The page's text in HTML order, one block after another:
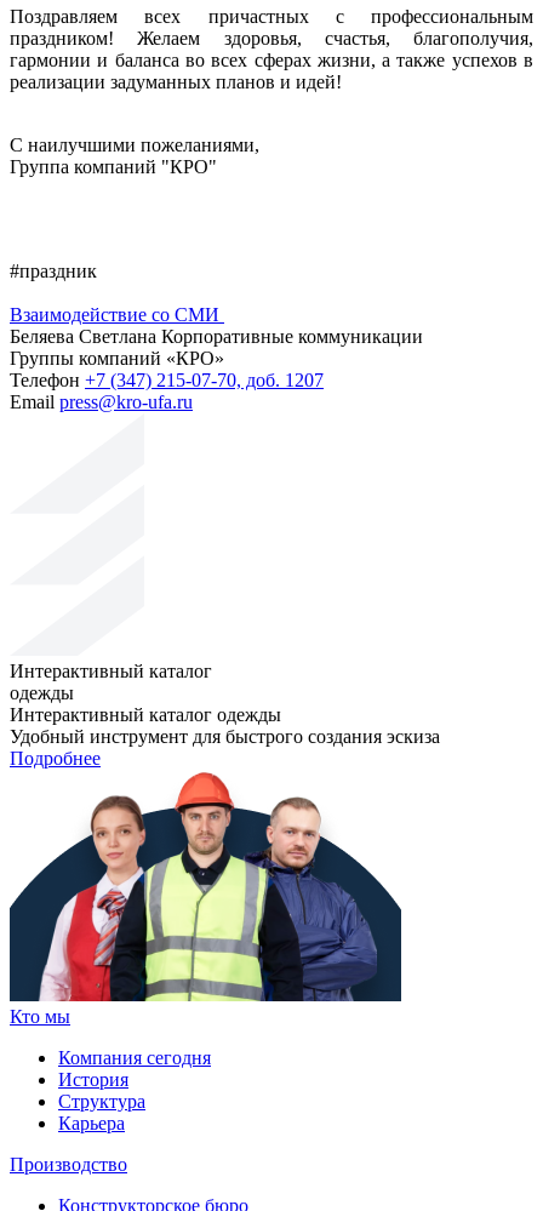
Поздравляем всех причастных с профессиональным
праздником! Желаем здоровья, счастья, благополучия,
гармонии и баланса во всех сферах жизни, а также успехов в
реализации задуманных планов и идей!
С наилучшими пожеланиями,
Группа компаний "КРО"
#праздник
Взаимодействие со СМИ
Беляева Светлана Корпоративные коммуникации
Группы компаний «КРО»
Телефон +7 (347) 215-07-70, доб. 1207
Email press@kro-ufa.ru
Интерактивный каталог
одежды
Интерактивный каталог одежды
Удобный инструмент для быстрого создания эскиза
Подробнее
Кто мы
Компания сегодня
История
Структура
Карьера
Производство
Конструкторское бюро